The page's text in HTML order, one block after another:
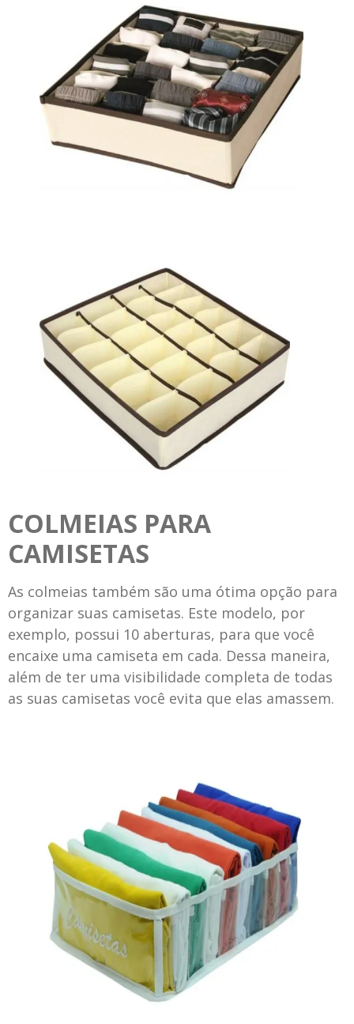
COLMEIAS PARA
CAMISETAS
As colmeias também são uma ótima opção para
organizar suas camisetas. Este modelo, por
exemplo, possui 10 aberturas, para que você
encaixe uma camiseta em cada. Dessa maneira,
além de ter uma visibilidade completa de todas
as suas camisetas você evita que elas amassem.